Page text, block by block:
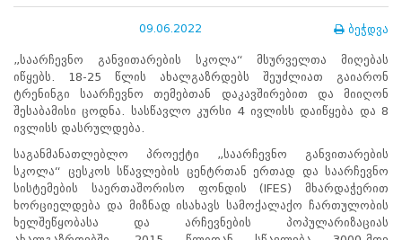
სტრატეგიული
გეგმა
სამოქმედო
გეგმა
არჩევნების
რისკების
მართვის
გეგმა
გენდერული
თანასწორობის
09.06.2022 ბეჭდვა
„საარჩევნო განვითარების სკოლა“ მსურველთა მიღებას
იწყებს. 18-25 წლის ახალგაზრდებს შეუძლიათ გაიარონ
ტრენინგი საარჩევნო თემებთან დაკავშირებით და მიიღონ
შესაბამისი ცოდნა. სასწავლო კურსი 4 ივლისს დაიწყება და 8
ივლისს დასრულდება.
საგანმანათლებლო პროექტი „საარჩევნო განვითარების
სკოლა“ ცესკოს სწავლების ცენტრთან ერთად და საარჩევნო
სისტემების საერთაშორისო ფონდის (IFES) მხარდაჭერით
ხორციელდება და მიზნად ისახავს სამოქალაქო ჩართულობის
ხელშეწყობასა და არჩევნების პოპულარიზაციას